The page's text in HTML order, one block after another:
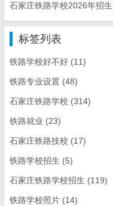
石家庄铁路学校2026年招
标签列表
铁路学校好不好 (11)
铁路专业设置 (48)
石家庄铁路学校 (314)
铁路就业 (23)
石家庄铁路技校 (17)
铁路学校招生 (5)
石家庄铁路学校招生 (119)
铁路学校照片 (14)